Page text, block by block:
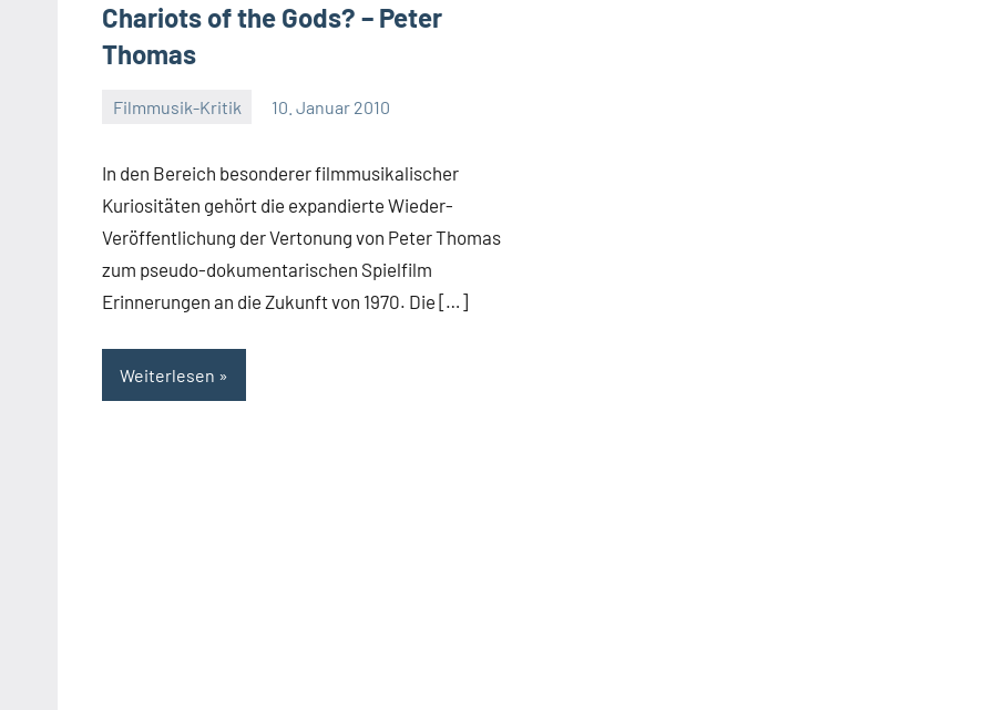
Chariots of the Gods? – Peter
Thomas
Filmmusik-Kritik 10. Januar 2010
In den Bereich besonderer filmmusikalischer
Kuriositäten gehört die expandierte Wieder-
Veröffentlichung der Vertonung von Peter Thomas
zum pseudo-dokumentarischen Spielfilm
Erinnerungen an die Zukunft von 1970. Die […]
Weiterlesen